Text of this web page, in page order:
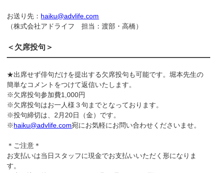
お送り先： haiku@advlife.com
（株式会社アドライフ 担当：渡部・高橋）
＜欠席投句＞
★出席せず俳句だけを提出する欠席投句も可能です。堀本先生の
簡単なコメントをつけて返信いたします。
※欠席投句参加費1,000円
※欠席投句はお一人様３句までとなっております。
※投句締切は、2月20日（金）です。
※haiku@advlife.com宛にお気軽にお問い合わせくださいませ。
＊ご注意＊
お支払いは当日スタッフに現金でお支払いいただく形になりま
す。